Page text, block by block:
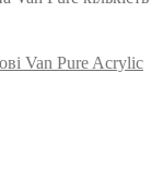
Van Pure Acrylic